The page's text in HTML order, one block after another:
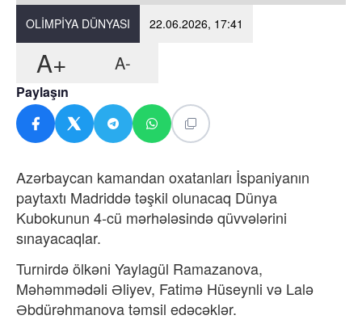
OLIMPIYA DÜNYASI 22.06.2026, 17:41
A+ A-
Paylaşın
Azərbaycan kamandan oxatanları İspaniyanın
paytaxtı Madriddə təşkil olunacaq Dünya
Kubokunun 4-cü mərhələsində qüvvələrini
sınayacaqlar.
Turnirdə ölkəni Yaylagül Ramazanova,
Məhəmmədəli Əliyev, Fatimə Hüseynli və Lalə
Əbdürəhmanova təmsil edəcəklər.